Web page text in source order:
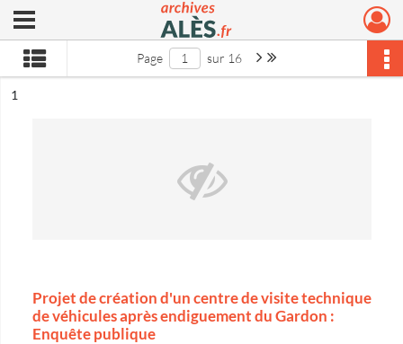
Archives municipales d'Alès
Ouvrir le menu déroulant
Page sur 16 Page suivante : 1/16
n°
1
Projet de création d'un centre de visite technique
de véhicules après endiguement du Gardon :
Enquête publique